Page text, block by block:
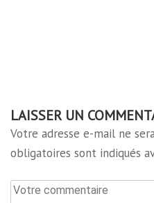
LAISSER UN
Votre adresse e-mail ne
obligatoires sont indiqués
Votre